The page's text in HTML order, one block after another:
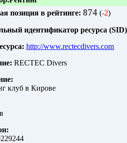
позиция в рейтинге: 874 (-2)
идентификатор ресурса
http://www.rectecdivers.com
RECTEC Divers
клуб в Кирове